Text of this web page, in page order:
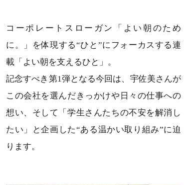
コーポレートスローガン「よい朝のため
に。」を体現する“ひと”にフォーカスする連
載「よい朝を支えるひと」。
記念すべき第1弾となる今回は、宇佐美さんが
この会社を選んだきっかけや日々の仕事への
想い、そして「学生さんたちの不安を解消し
たい」と企画した“ある温かい取り組み”に迫
ります。